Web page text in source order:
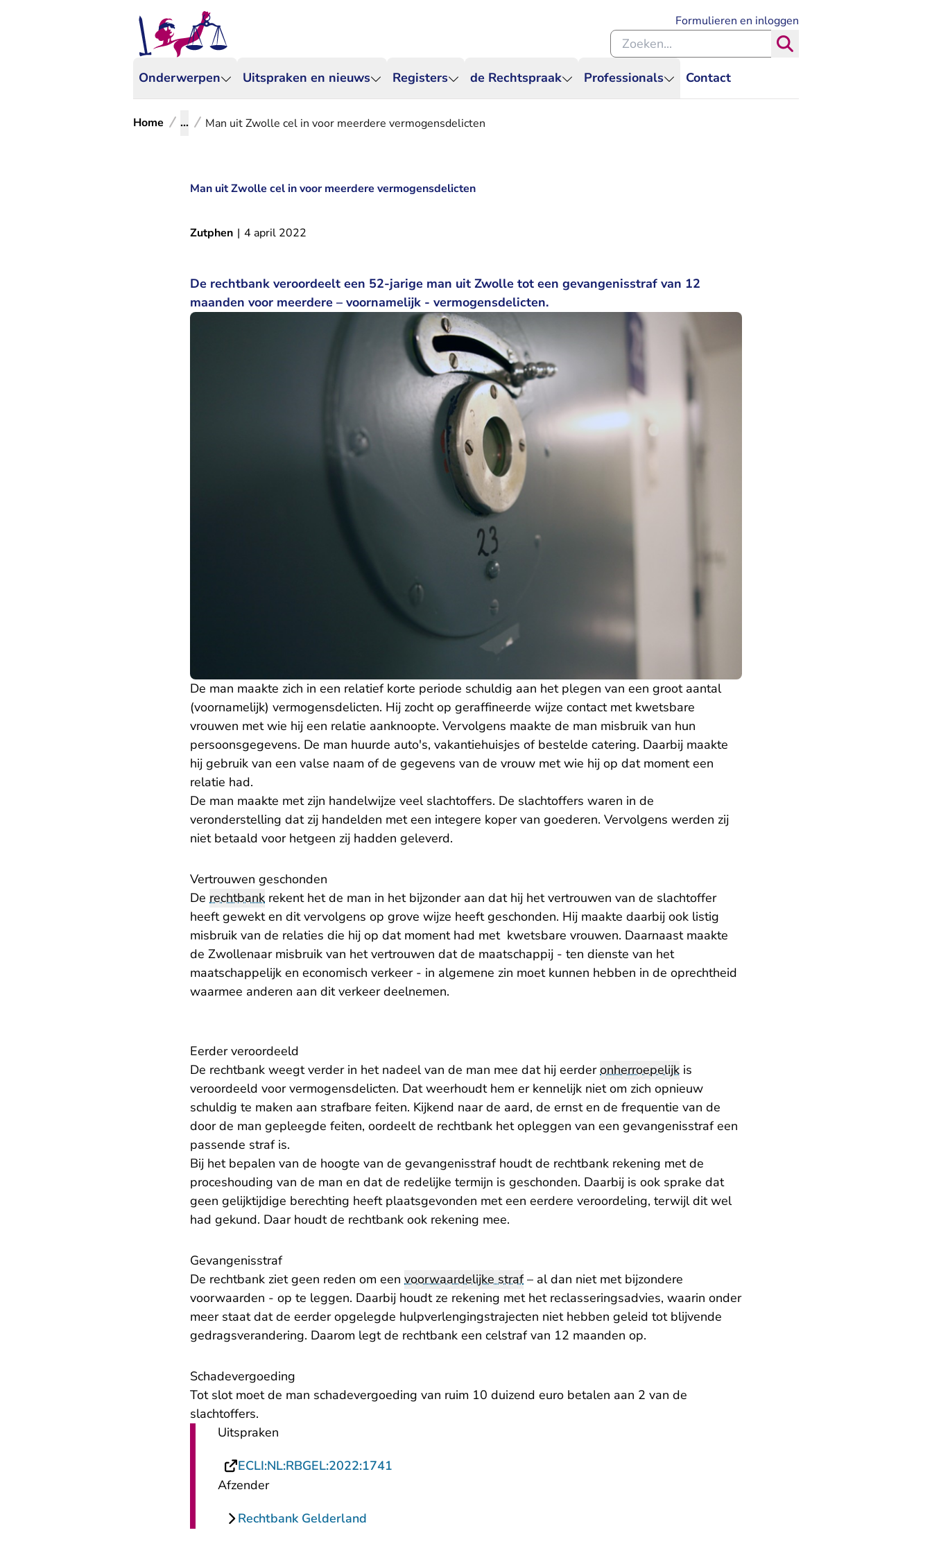
Onderwerpen Uitspraken en nieuws Registers de Rechtspraak Professionals Contact
Formulieren en inloggen
Zoeken binnen de Rechtspraak
Home ... Man uit Zwolle cel in voor meerdere vermogensdelicten
Man uit Zwolle cel in voor meerdere vermogensdelicten
Zutphen | 4 april 2022
De rechtbank veroordeelt een 52-jarige man uit Zwolle tot een gevangenisstraf van 12
maanden voor meerdere – voornamelijk - vermogensdelicten.
De man maakte zich in een relatief korte periode schuldig aan het plegen van een groot aantal
(voornamelijk) vermogensdelicten. Hij zocht op geraffineerde wijze contact met kwetsbare
vrouwen met wie hij een relatie aanknoopte. Vervolgens maakte de man misbruik van hun
persoonsgegevens. De man huurde auto's, vakantiehuisjes of bestelde catering. Daarbij maakte
hij gebruik van een valse naam of de gegevens van de vrouw met wie hij op dat moment een
relatie had.
De man maakte met zijn handelwijze veel slachtoffers. De slachtoffers waren in de
veronderstelling dat zij handelden met een integere koper van goederen. Vervolgens werden zij
niet betaald voor hetgeen zij hadden geleverd.
Vertrouwen geschonden
De rechtbank rekent het de man in het bijzonder aan dat hij het vertrouwen van de slachtoffer
heeft gewekt en dit vervolgens op grove wijze heeft geschonden. Hij maakte daarbij ook listig
misbruik van de relaties die hij op dat moment had met kwetsbare vrouwen. Daarnaast maakte
de Zwollenaar misbruik van het vertrouwen dat de maatschappij - ten dienste van het
maatschappelijk en economisch verkeer - in algemene zin moet kunnen hebben in de oprechtheid
waarmee anderen aan dit verkeer deelnemen.
Eerder veroordeeld
De rechtbank weegt verder in het nadeel van de man mee dat hij eerderonherroepelijk is
veroordeeld voor vermogensdelicten. Dat weerhoudt hem er kennelijk niet om zich opnieuw
schuldig te maken aan strafbare feiten. Kijkend naar de aard, de ernst en de frequentie van de
door de man gepleegde feiten, oordeelt de rechtbank het opleggen van een gevangenisstraf een
passende straf is.
Bij het bepalen van de hoogte van de gevangenisstraf houdt de rechtbank rekening met de
proceshouding van de man en dat de redelijke termijn is geschonden. Daarbij is ook sprake dat
geen gelijktijdige berechting heeft plaatsgevonden met een eerdere veroordeling, terwijl dit wel
had gekund. Daar houdt de rechtbank ook rekening mee.
Gevangenisstraf
De rechtbank ziet geen reden om een voorwaardelijke straf– al dan niet met bijzondere
voorwaarden - op te leggen. Daarbij houdt ze rekening met het reclasseringsadvies, waarin onder
meer staat dat de eerder opgelegde hulpverlengingstrajecten niet hebben geleid tot blijvende
gedragsverandering. Daarom legt de rechtbank een celstraf van 12 maanden op.
Schadevergoeding
Tot slot moet de man schadevergoeding van ruim 10 duizend euro betalen aan 2 van de
slachtoffers.
Uitspraken
ECLI:NL:RBGEL:2022:1741
Afzender
Rechtbank Gelderland